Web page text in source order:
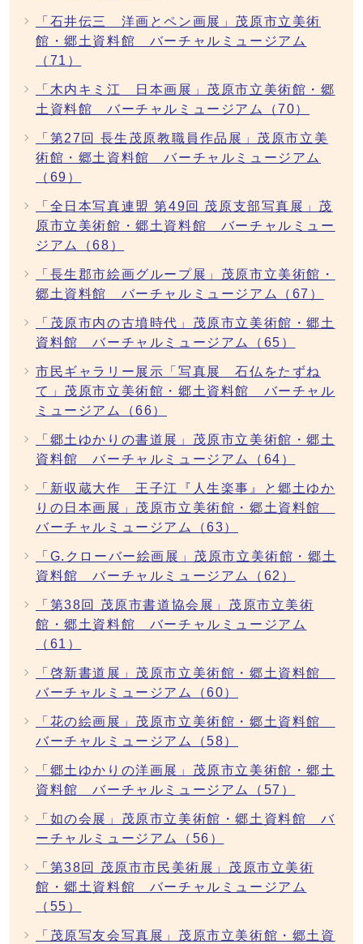
「石井伝三 洋画とペン画展」茂原市立美術
館・郷土資料館 バーチャルミュージアム
（71）
「木内キミ江 日本画展」茂原市立美術館・郷
土資料館 バーチャルミュージアム（70）
「第27回 長生茂原教職員作品展」茂原市立美
術館・郷土資料館 バーチャルミュージアム
（69）
「全日本写真連盟 第49回 茂原支部写真展」茂
原市立美術館・郷土資料館 バーチャルミュー
ジアム（68）
「長生郡市絵画グループ展」茂原市立美術館・
郷土資料館 バーチャルミュージアム（67）
「茂原市内の古墳時代」茂原市立美術館・郷土
資料館 バーチャルミュージアム（65）
市民ギャラリー展示「写真展 石仏をたずね
て」茂原市立美術館・郷土資料館 バーチャル
ミュージアム（66）
「郷土ゆかりの書道展」茂原市立美術館・郷土
資料館 バーチャルミュージアム（64）
「新収蔵大作 王子江『人生楽事』と郷土ゆか
りの日本画展」茂原市立美術館・郷土資料館
バーチャルミュージアム（63）
「G.クローバー絵画展」茂原市立美術館・郷土
資料館 バーチャルミュージアム（62）
「第38回 茂原市書道協会展」茂原市立美術
館・郷土資料館 バーチャルミュージアム
（61）
「啓新書道展」茂原市立美術館・郷土資料館
バーチャルミュージアム（60）
「花の絵画展」茂原市立美術館・郷土資料館
バーチャルミュージアム（58）
「郷土ゆかりの洋画展」茂原市立美術館・郷土
資料館 バーチャルミュージアム（57）
「如の会展」茂原市立美術館・郷土資料館 バ
ーチャルミュージアム（56）
「第38回 茂原市市民美術展」茂原市立美術
館・郷土資料館 バーチャルミュージアム
（55）
「茂原写友会写真展」茂原市立美術館・郷土資